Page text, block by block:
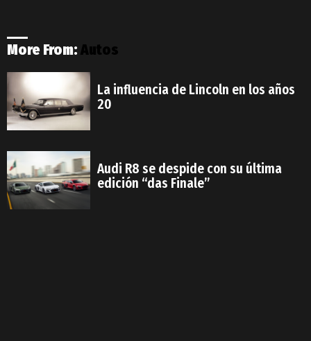
More From:Autos
La influencia de Lincoln en los años
20
Audi R8 se despide con su última
edición “das Finale”